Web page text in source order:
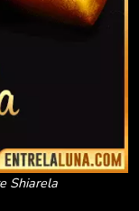
Shiarela